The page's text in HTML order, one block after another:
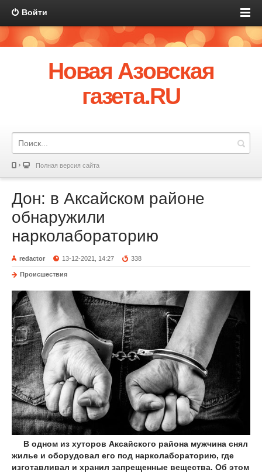
Войти
Новая Азовская
газета.RU
Полная версия сайта
Дон: в Аксайском районе
обнаружили
нарколабораторию
redactor 13-12-2021, 14:27 338
Происшествия
В одном из хуторов Аксайского района мужчина снял
жилье и оборудовал его под нарколабораторию, где
изготавливал и хранил запрещенные вещества. Об этом